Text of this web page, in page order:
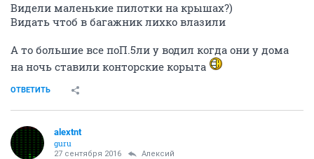
Видели маленькие пилотки на крышах?)
Видать чтоб в багажник лихко влазили
А то большие все поП.5ли у водил когда они у дома
на ночь ставили конторские корыта
ОТВЕТИТЬ
alextnt
guru
27 сентября 2016 Алексий